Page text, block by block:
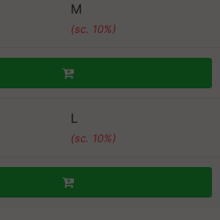
M
(sc. 10%)
L
(sc. 10%)